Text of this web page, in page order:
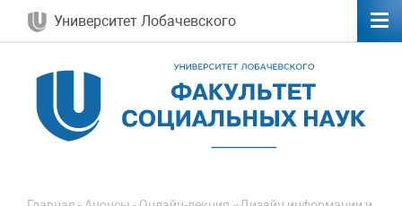
Университет Лобачевского